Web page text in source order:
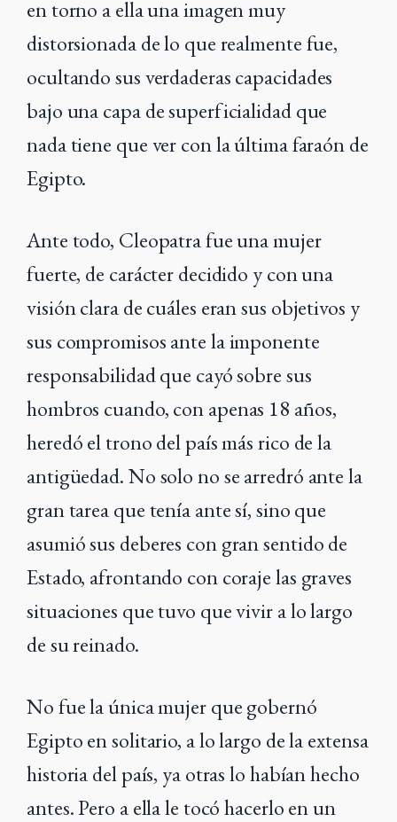
en torno a ella una imagen muy
distorsionada de lo que realmente fue,
ocultando sus verdaderas capacidades
bajo una capa de superficialidad que
nada tiene que ver con la última faraón de
Egipto.
Ante todo, Cleopatra fue una mujer
fuerte, de carácter decidido y con una
visión clara de cuáles eran sus objetivos y
sus compromisos ante la imponente
responsabilidad que cayó sobre sus
hombros cuando, con apenas 18 años,
heredó el trono del país más rico de la
antigüedad. No solo no se arredró ante la
gran tarea que tenía ante sí, sino que
asumió sus deberes con gran sentido de
Estado, afrontando con coraje las graves
situaciones que tuvo que vivir a lo largo
de su reinado.
No fue la única mujer que gobernó
Egipto en solitario, a lo largo de la extensa
historia del país, ya otras lo habían hecho
antes. Pero a ella le tocó hacerlo en un